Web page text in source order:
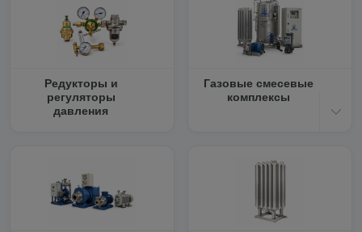
Редукторы и
регуляторы
давления
Газовые смесевые
комплексы